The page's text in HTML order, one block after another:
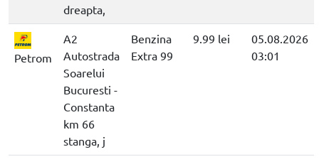
dreapta,
Petrom
A2
Autostrada
Soarelui
Bucuresti -
Constanta
km 66
stanga, j
Benzina
Extra 99
9.99 lei
05.08.2026
03:01